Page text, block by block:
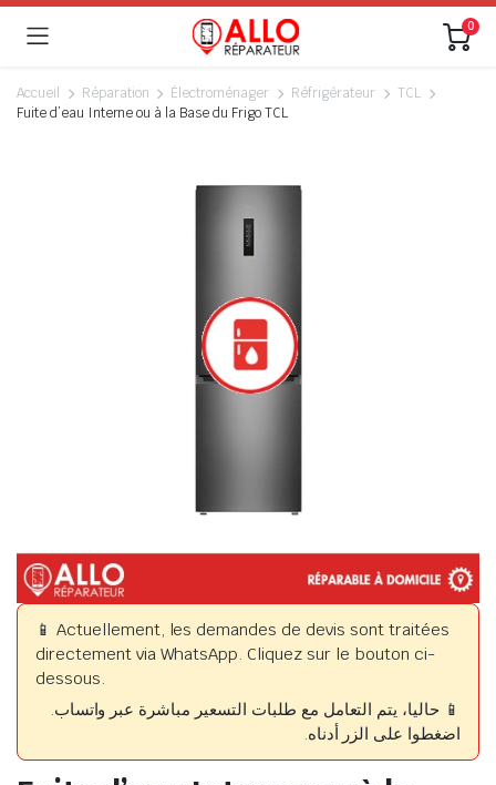
0
Accueil Réparation Électroménager Réfrigérateur
TCL
Fuite d’eau Interne ou à la Base du Frigo TCL
📱 Actuellement, les demandes de devis sont traitées
directement via WhatsApp. Cliquez sur le bouton ci-
dessous.
📱 حاليا، يتم التعامل مع طلبات التسعير مباشرة عبر واتساب.
اضغطوا على الزر أدناه.